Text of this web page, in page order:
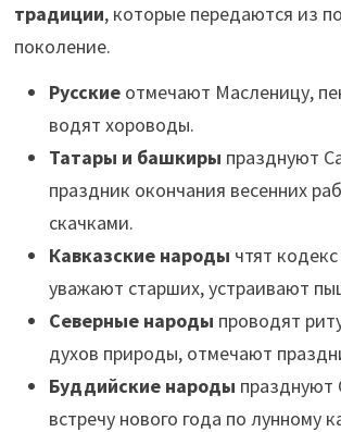
традиции, которые передаются из
поколение.
Русскиеотмечают Масленицу,
водят хороводы.
Татары и башкиры празднуют
праздник окончания весенних
скачками.
Кавказские народы чтят
уважают старших, устраивают
Северные народы проводят
духов природы, отмечают
Буддийские народы празднуют
встречу нового года по лунному